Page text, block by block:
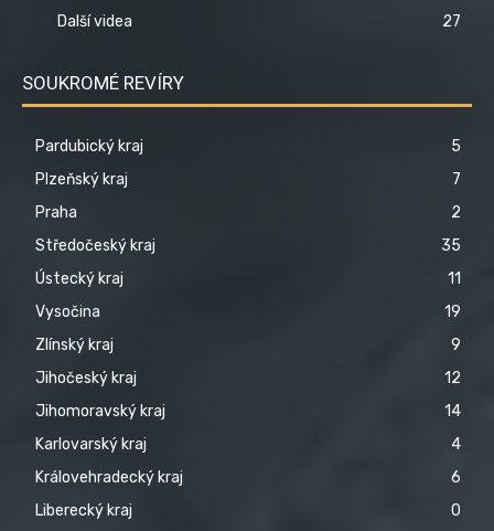
Další videa
27
SOUKROMÉ REVÍRY
Pardubický kraj
5
Plzeňský kraj
7
Praha
2
Středočeský kraj
35
Ústecký kraj
11
Vysočina
19
Zlínský kraj
9
Jihočeský kraj
12
Jihomoravský kraj
14
Karlovarský kraj
4
Královehradecký kraj
6
Liberecký kraj
0